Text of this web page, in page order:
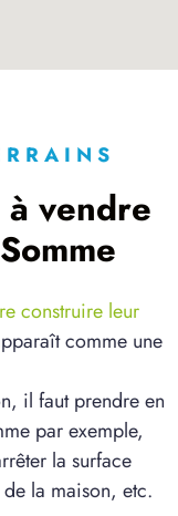
vendre
construire leur
comme une
il faut prendre en
par exemple,
la surface
la maison, etc.